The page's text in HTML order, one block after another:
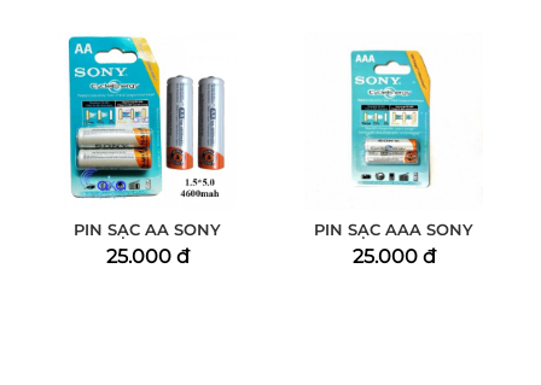
PIN SẠC AA SONY
25.000 đ
PIN SẠC AAA SONY
25.000 đ